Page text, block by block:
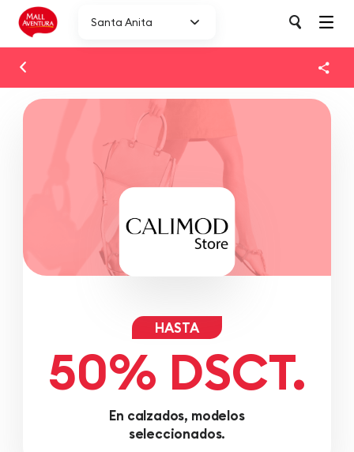
Santa Anita
HASTA
50% DSCT.
En calzados, modelos
seleccionados.